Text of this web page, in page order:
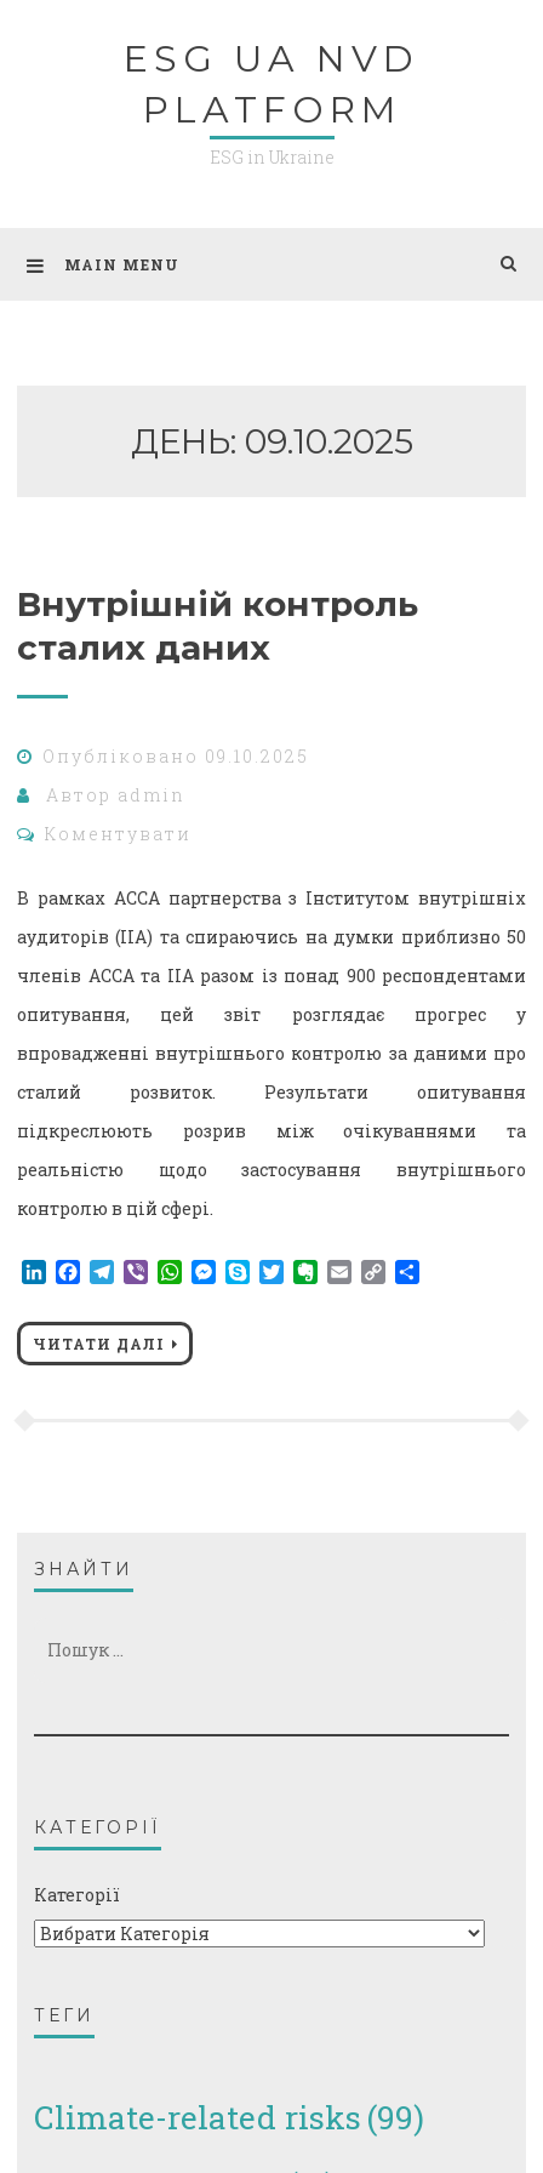
ESG UA NVD
PLATFORM
ESG in Ukraine
MAIN MENU
ДЕНЬ: 09.10.2025
Внутрішній контроль
сталих даних
Опубліковано 09.10.2025
Автор admin
Коментувати
В рамках АССА партнерства з Інститутом внутрішніх
аудиторів (IIA) та спираючись на думки приблизно 50
членів ACCA та IIA разом із понад 900 респондентами
опитування, цей звіт розглядає прогрес у
впровадженні внутрішнього контролю за даними про
сталий розвиток. Результати опитування
підкреслюють розрив між очікуваннями та
реальністю щодо застосування внутрішнього
контролю в цій сфері.
LinkedIn
Facebook
Telegram
ViberWhatsApp
Messenger
SkypeTwitterEvernote
EmailCopy
ЧИТАТИ ДАЛІ
ЗНАЙТИ
КАТЕГОРІЇ
Категорії
ТЕГИ
Climate-related risks (99)